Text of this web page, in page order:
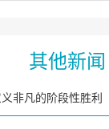
其他新闻
非凡的阶段性胜利